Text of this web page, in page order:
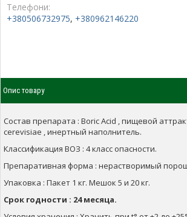
Телефони:
+380506732975, +380962146220
Опис товару
Состав препарата : Boric Acid , пищевой
cerevisiae , инертный наполнитель.
Классификация ВОЗ : 4 класс опасности.
Препаративная форма : нерастворимый
Упаковка : Пакет 1 кг. Мешок 5 и 20 кг.
Срок годности : 24 месяца.